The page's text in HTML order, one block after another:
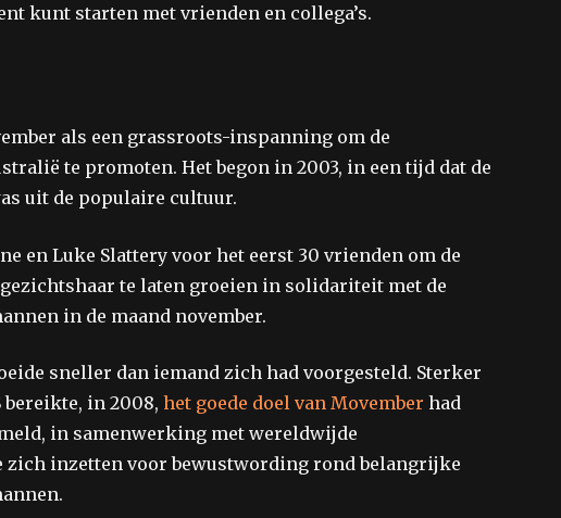
kunt starten met vrienden en collega’s.
als een grassroots-inspanning om de
te promoten. Het begon in 2003, in een tijd dat de
uit de populaire cultuur.
en Luke Slattery voor het eerst 30 vrienden om de
te laten groeien in solidariteit met de
in de maand november.
sneller dan iemand zich had voorgesteld. Sterker
bereikte, in 2008, het goede doel van Movember had
in samenwerking met wereldwijde
inzetten voor bewustwording rond belangrijke